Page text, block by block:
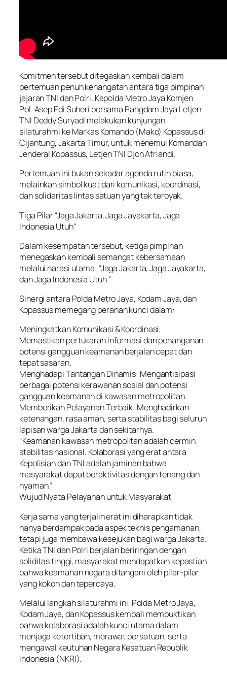
Komitmen tersebut ditegaskan kembali dalam
pertemuan penuh kehangatan antara tiga pimpinan
jajaran TNI dan Polri. Kapolda Metro Jaya Komjen
Pol. Asep Edi Suheri bersama Pangdam Jaya Letjen
TNI Deddy Suryadi melakukan kunjungan
silaturahmi ke Markas Komando (Mako) Kopassus di
Cijantung, Jakarta Timur, untuk menemui Komandan
Jenderal Kopassus, Letjen TNI Djon Afriandi.
Pertemuan ini bukan sekadar agenda rutin biasa,
melainkan simbol kuat dari komunikasi, koordinasi,
dan solidaritas lintas satuan yang tak teroyak.
Tiga Pilar “Jaga Jakarta, Jaga Jayakarta, Jaga
Indonesia Utuh”
Dalam kesempatan tersebut, ketiga pimpinan
menegaskan kembali semangat kebersamaan
melalui narasi utama: “Jaga Jakarta, Jaga Jayakarta,
dan Jaga Indonesia Utuh.”
Sinergi antara Polda Metro Jaya, Kodam Jaya, dan
Kopassus memegang peranan kunci dalam:
Meningkatkan Komunikasi & Koordinasi:
Memastikan pertukaran informasi dan penanganan
potensi gangguan keamanan berjalan cepat dan
tepat sasaran.
Menghadapi Tantangan Dinamis: Mengantisipasi
berbagai potensi kerawanan sosial dan potensi
gangguan keamanan di kawasan metropolitan.
Memberikan Pelayanan Terbaik: Menghadirkan
ketenangan, rasa aman, serta stabilitas bagi seluruh
lapisan warga Jakarta dan sekitarnya.
“Keamanan kawasan metropolitan adalah cermin
stabilitas nasional. Kolaborasi yang erat antara
Kepolisian dan TNI adalah jaminan bahwa
masyarakat dapat beraktivitas dengan tenang dan
nyaman.”
Wujud Nyata Pelayanan untuk Masyarakat
Kerja sama yang terjalin erat ini diharapkan tidak
hanya berdampak pada aspek teknis pengamanan,
tetapi juga membawa kesejukan bagi warga Jakarta.
Ketika TNI dan Polri berjalan beriringan dengan
soliditas tinggi, masyarakat mendapatkan kepastian
bahwa keamanan negara ditangani oleh pilar-pilar
yang kokoh dan tepercaya.
Melalui langkah silaturahmi ini, Polda Metro Jaya,
Kodam Jaya, dan Kopassus kembali membuktikan
bahwa kolaborasi adalah kunci utama dalam
menjaga ketertiban, merawat persatuan, serta
mengawal keutuhan Negara Kesatuan Republik
Indonesia (NKRI).